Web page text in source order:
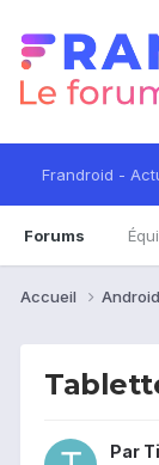
Frandroid -
Forums
Accueil Android
Par